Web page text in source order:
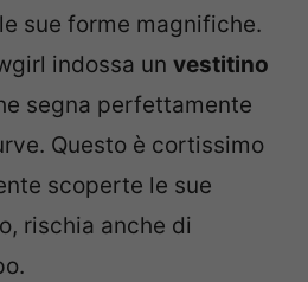
sue forme magnifiche.
indossa un vestitino
segna perfettamente
Questo è cortissimo
scoperte le sue
rischia anche di